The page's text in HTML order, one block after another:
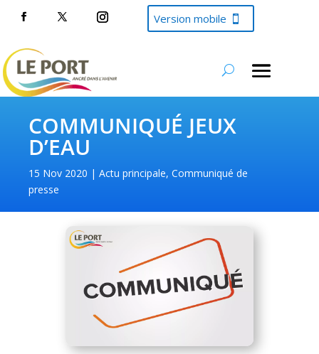
Version mobile
COMMUNIQUÉ JEUX
D’EAU
15 Nov 2020 Actu principale,Communiqué de
presse